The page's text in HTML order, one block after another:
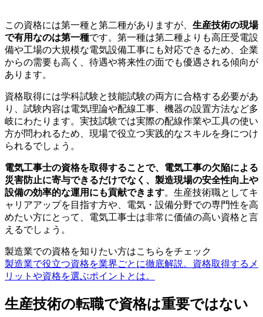
この資格には第一種と第二種がありますが、 生産技術の現場
で有用なのは第一種です。第一種は第二種よりも高圧受電設
備や工場の大規模な電気設備工事にも対応できるため、企業
からの需要も高く、待遇や将来性の面でも優遇される傾向が
あります。
資格取得には学科試験と技能試験の両方に合格する必要があ
り、試験内容は電気理論や配線工事、機器の設置方法など多
岐にわたります。実技試験では実際の配線作業や工具の使い
方が問われるため、現場で役立つ実践的なスキルを身につけ
られるでしょう。
電気工事士の資格を取得することで、電気工事の欠陥による
災害防止に寄与できるだけでなく、製造現場の安全性向上や
設備の効率的な運用にも貢献できます。生産技術職としてキ
ャリアアップを目指す方や、電気・設備分野での専門性を高
めたい方にとって、電気工事士は非常に価値の高い資格と言
えるでしょう。
製造業での資格を知りたい方はこちらをチェック
製造業で役立つ資格を業界ごとに徹底解説。資格取得するメ
リットや資格を選ぶポイントとは。
生産技術の転職で資格は重要ではない